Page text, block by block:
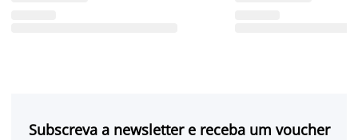
Subscreva a newsletter e receba um voucher